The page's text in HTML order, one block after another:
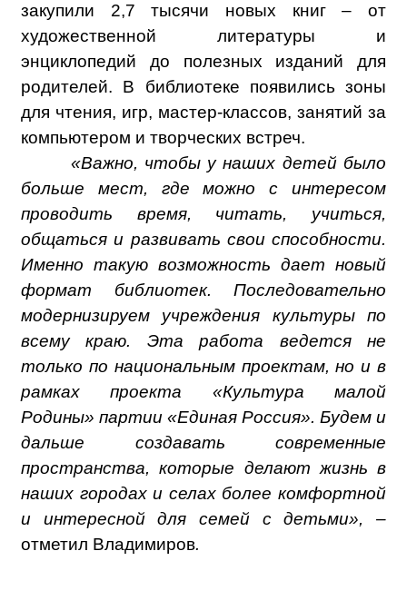
закупили 2,7 тысячи новых книг – от
художественной литературы и
энциклопедий до полезных изданий для
родителей. В библиотеке появились зоны
для чтения, игр, мастер-классов, занятий за
компьютером и творческих встреч.
«Важно, чтобы у наших детей было
больше мест, где можно с интересом
проводить время, читать, учиться,
общаться и развивать свои способности.
Именно такую возможность дает новый
формат библиотек. Последовательно
модернизируем учреждения культуры по
всему краю. Эта работа ведется не
только по национальным проектам, но и в
рамках проекта «Культура малой
Родины» партии «Единая Россия». Будем и
дальше создавать современные
пространства, которые делают жизнь в
наших городах и селах более комфортной
и интересной для семей с детьми», –
отметил Владимиров.